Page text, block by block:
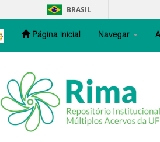
BRASIL
Página inicial Navegar